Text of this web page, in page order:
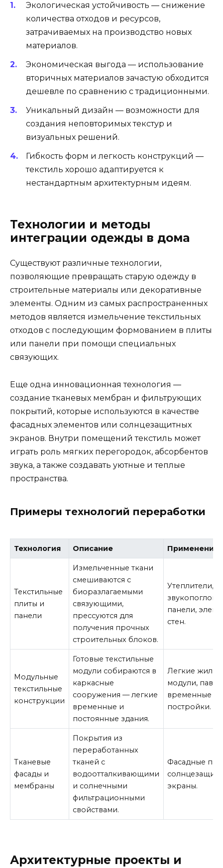
Экологическая устойчивость — снижение
количества отходов и ресурсов,
затрачиваемых на производство новых
материалов.
Экономическая выгода — использование
вторичных материалов зачастую обходится
дешевле по сравнению с традиционными.
Уникальный дизайн — возможности для
создания неповторимых текстур и
визуальных решений.
Гибкость форм и легкость конструкций —
текстиль хорошо адаптируется к
нестандартным архитектурным идеям.
Технологии и методы
интеграции одежды в дома
Существуют различные технологии,
позволяющие превращать старую одежду в
строительные материалы или декоративные
элементы. Одним из самых распространенных
методов является измельчение текстильных
отходов с последующим формованием в плиты
или панели при помощи специальных
связующих.
Еще одна инновационная технология —
создание тканевых мембран и фильтрующих
покрытий, которые используются в качестве
фасадных элементов или солнцезащитных
экранов. Внутри помещений текстиль может
играть роль мягких перегородок, абсорбентов
звука, а также создавать уютные и теплые
пространства.
Примеры технологий переработки
Технология Описание Применение
Текстильные
плиты и
панели
Измельченные ткани
смешиваются с
биоразлагаемыми
связующими,
прессуются для
получения прочных
строительных блоков.
Утеплители,
панели,
стен.
Модульные
текстильные
конструкции
Готовые текстильные
модули собираются в
каркасные
сооружения — легкие
временные и
постоянные здания.
Легкие жилые
модули,
временные
постройки.
Тканевые
фасады и
мембраны
Покрытия из
переработанных
тканей с
водоотталкивающими
и солнечными
фильтрационными
свойствами.
Фасадные
экраны.
Архитектурные проекты и